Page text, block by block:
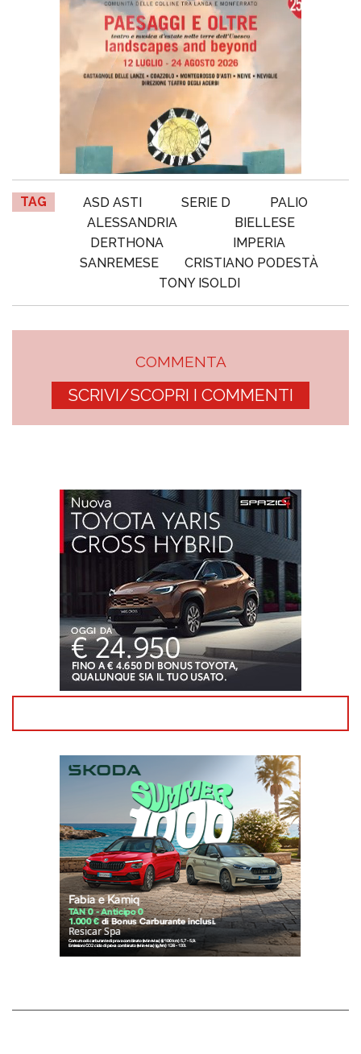
TAG ASD ASTI SERIE D
PALIO
ALESSANDRIA
BIELLESE
DERTHONA
IMPERIA
SANREMESE
CRISTIANO PODESTÀ
TONY ISOLDI
COMMENTA
SCRIVI/SCOPRI I COMMENTI